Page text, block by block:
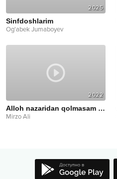
2025
Sinfdoshlarim
Og'abek Jumaboyev
2022
Alloh nazaridan qolmasam bo‘ldi
Mirzo Ali